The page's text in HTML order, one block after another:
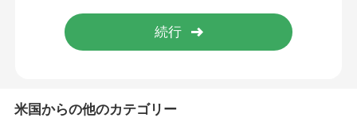
のどの大理石のダイニング テーブル
米国からの他のカテゴリー